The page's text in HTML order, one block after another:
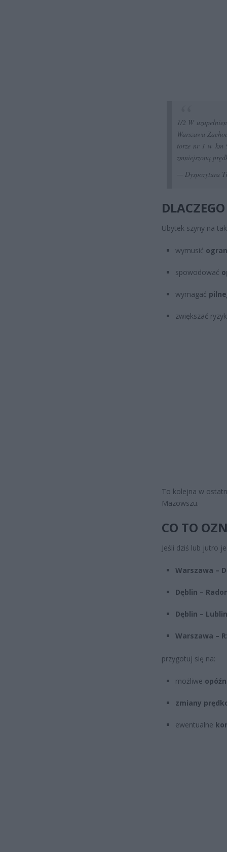
1/2 W
Warszawa
torze nr 1 w km
zmniejszoną
— Dyspozytura
Ubytek szyny na
wymusić
spowodować
wymagać
zwiększać
To kolejna w
Mazowszu.
CO TO
Jeśli dziś lub jutro
Warszawa –
Dęblin –
Dęblin – Lublin
Warszawa –
przygotuj się na:
możliwe
zmiany
ewentualne